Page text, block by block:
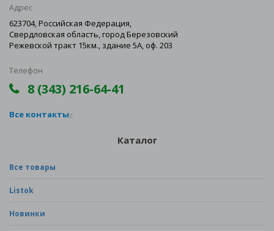
Адрес
623704, Российская Федерация,
Свердловская область, город Березовский
Режевской тракт 15км., здание 5А, оф. 203
Телефон
8 (343) 216-64-41
Все контакты
Каталог
Все товары
Listok
Новинки